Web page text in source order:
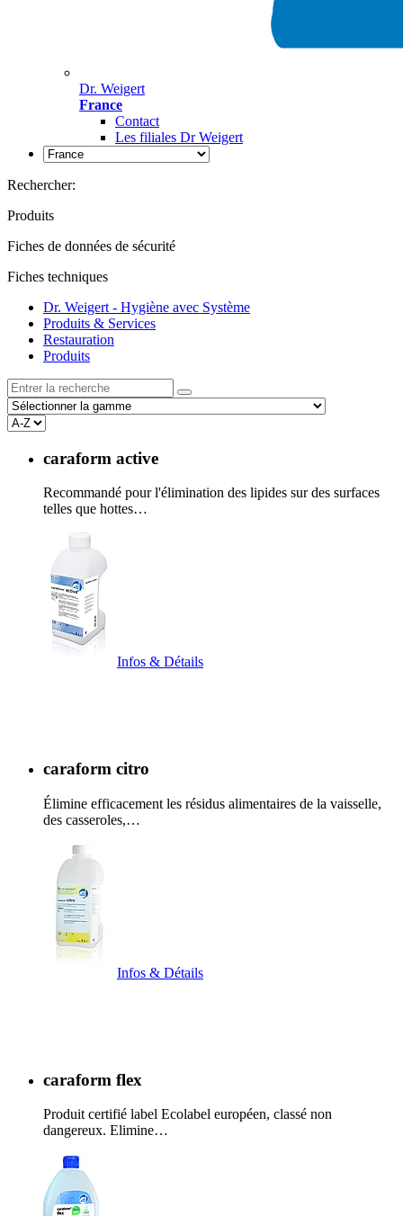
Dr. Weigert
France
Contact
Les filiales Dr Weigert
Rechercher:
Produits
Fiches de données de sécurité
Fiches techniques
Dr. Weigert - Hygiène avec Système
Produits & Services
Restauration
Produits
caraform active
Recommandé pour l'élimination des lipides sur des surfaces
telles que hottes…
Infos & Détails
caraform citro
Élimine efficacement les résidus alimentaires de la vaisselle,
des casseroles,…
Infos & Détails
caraform flex
Produit certifié label Ecolabel européen, classé non
dangereux. Elimine…